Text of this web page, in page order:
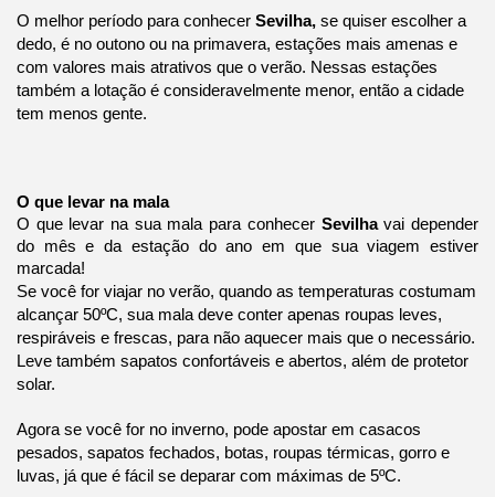
O melhor período para conhecer Sevilha, se quiser escolher a
dedo, é no outono ou na primavera, estações mais amenas e
com valores mais atrativos que o verão. Nessas estações
também a lotação é consideravelmente menor, então a cidade
tem menos gente.
O que levar na mala
O que levar na sua mala para conhecer Sevilhavai depender
do mês e da estação do ano em que sua viagem estiver
marcada!
Se você for viajar no verão, quando as temperaturas costumam
alcançar 50ºC, sua mala deve conter apenas roupas leves,
respiráveis e frescas, para não aquecer mais que o necessário.
Leve também sapatos confortáveis e abertos, além de protetor
solar.
Agora se você for no inverno, pode apostar em casacos
pesados, sapatos fechados, botas, roupas térmicas, gorro e
luvas, já que é fácil se deparar com máximas de 5ºC.